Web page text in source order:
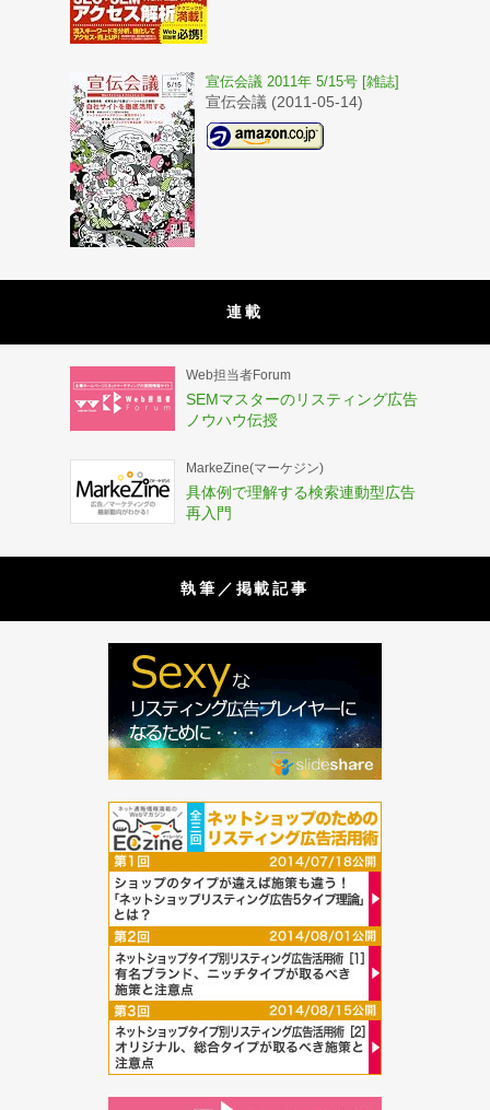
宣伝会議 2011年 5/15号 [雑誌]
宣伝会議 (2011-05-14)
連載
Web担当者Forum
SEMマスターのリスティング広告
ノウハウ伝授
MarkeZine(マーケジン)
具体例で理解する検索連動型広告
再入門
執筆／掲載記事